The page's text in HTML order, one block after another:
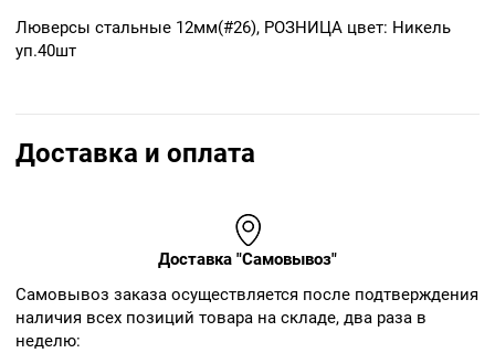
Люверсы стальные 12мм(#26), РОЗНИЦА цвет: Никель
уп.40шт
Доставка и оплата
Доставка "Самовывоз"
Cамовывоз заказа осуществляется после подтверждения
наличия всех позиций товара на складе, два раза в
неделю: